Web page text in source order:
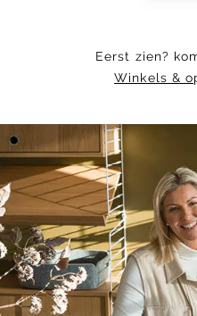
Eerst zien?
Winkels &